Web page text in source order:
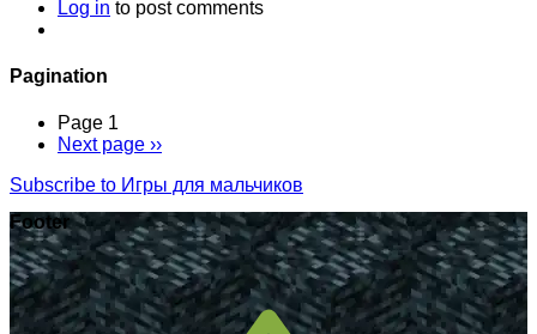
Log in to post comments
Pagination
Page 1
Next page ››
Subscribe to Игры для мальчиков
Footer